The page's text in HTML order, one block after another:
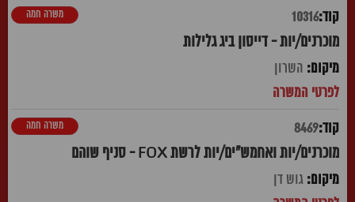
10316
מוכרנים/יות - דייסון ביג גלילות
משרה חמה
השרון
8469
מוכרנים/יות ואחמש"ים/יות לרשת FOX - סניף שוהם
משרה חמה
גוש דן